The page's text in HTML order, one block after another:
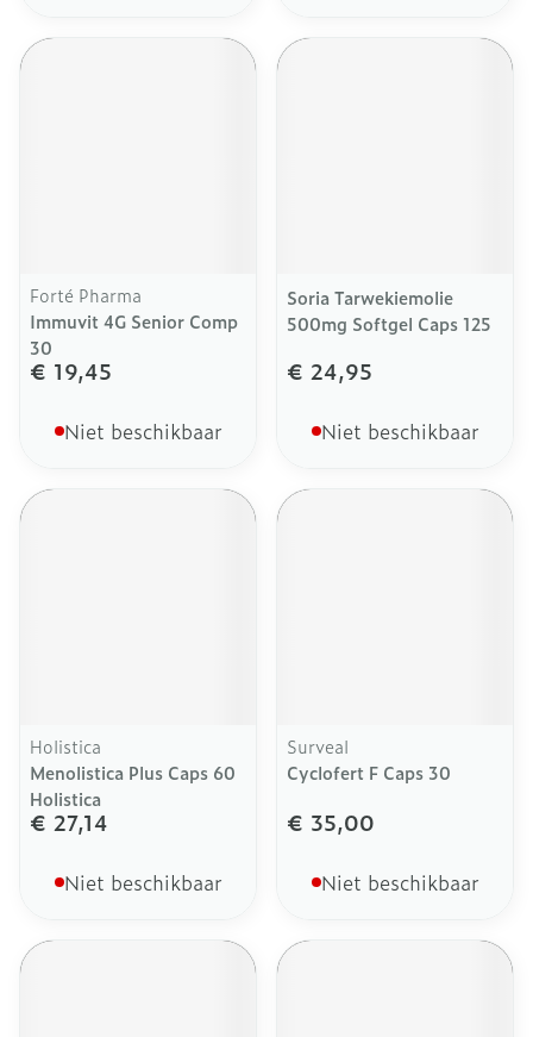
Forté Pharma
Immuvit 4G Senior Comp
30
€ 19,45
Niet beschikbaar
Soria Tarwekiemolie
500mg Softgel Caps 125
€ 24,95
Niet beschikbaar
Holistica
Menolistica Plus Caps 60
Holistica
€ 27,14
Niet beschikbaar
Surveal
Cyclofert F Caps 30
€ 35,00
Niet beschikbaar